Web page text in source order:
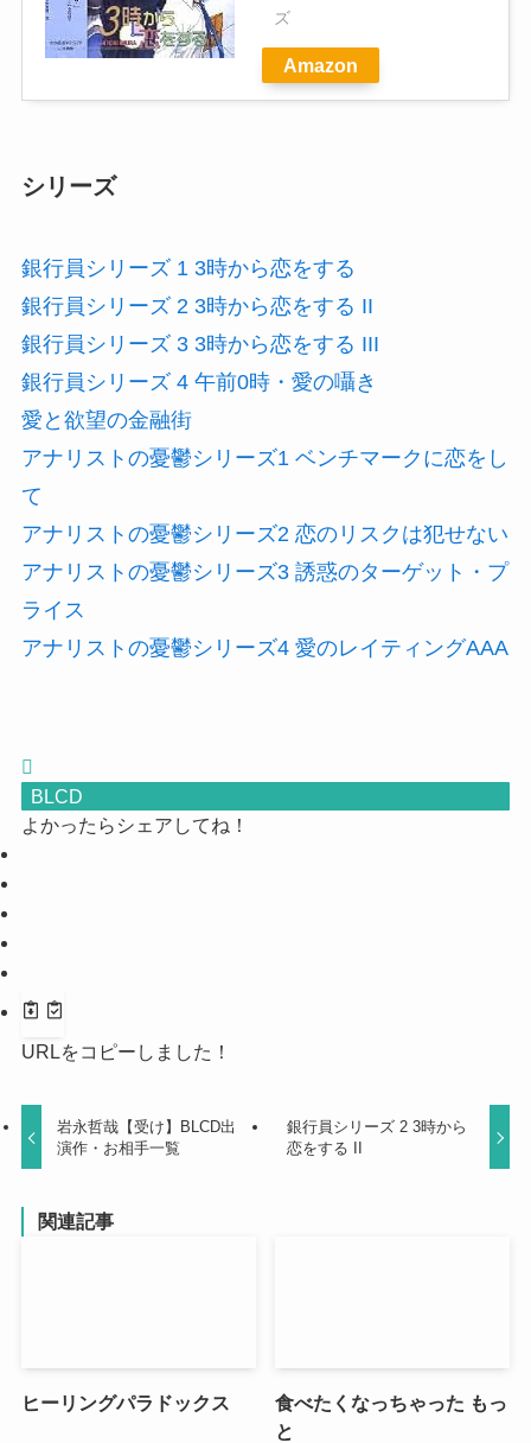
ズ
Amazon
シリーズ
銀行員シリーズ 1 3時から恋をする
銀行員シリーズ 2 3時から恋をする II
銀行員シリーズ 3 3時から恋をする III
銀行員シリーズ 4 午前0時・愛の囁き
愛と欲望の金融街
アナリストの憂鬱シリーズ1 ベンチマークに恋をし
て
アナリストの憂鬱シリーズ2 恋のリスクは犯せない
アナリストの憂鬱シリーズ3 誘惑のターゲット・プ
ライス
アナリストの憂鬱シリーズ4 愛のレイティングAAA
BLCD
よかったらシェアしてね！
URLをコピーしました！
岩永哲哉【受け】BLCD出
演作・お相手一覧
銀行員シリーズ 2 3時から
恋をする II
関連記事
ヒーリングパラドックス
食べたくなっちゃった もっ
と